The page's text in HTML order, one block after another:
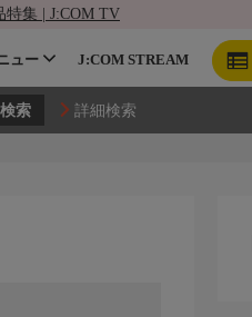
特集 | J:COM TV
ュー J:COM STREAM
詳細検索